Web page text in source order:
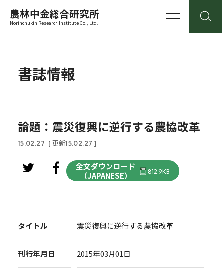
農林中金総合研究所
Norinchukin Research Institute Co., Ltd.
書誌情報
論題：震災復興に逆行する農協改革
15.02.27 [ 更新15.02.27 ]
全文ダウンロード
（JAPANESE）
812.9KB
タイトル 震災復興に逆行する農協改革
刊行年月日 2015年03月01日